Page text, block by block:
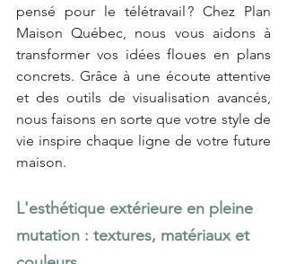
pensé pour le télétravail ? Chez Plan
Maison Québec, nous vous aidons à
transformer vos idées floues en plans
concrets. Grâce à une écoute attentive
et des outils de visualisation avancés,
nous faisons en sorte que votre style de
vie inspire chaque ligne de votre future
maison.
L'esthétique extérieure en pleine
mutation : textures, matériaux et